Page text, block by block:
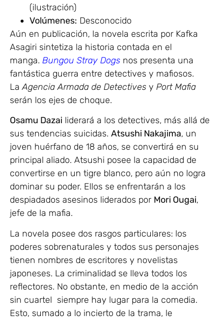
(ilustración)
Volúmenes: Desconocido
Aún en publicación, la novela escrita por Kafka
Asagiri sintetiza la historia contada en el
manga. Bungou Stray Dogs nos presenta una
fantástica guerra entre detectives y mafiosos.
LaAgencia Armada de Detectives y Port Mafia
serán los ejes de choque.
Osamu Dazai liderará a los detectives, más allá de
sus tendencias suicidas. Atsushi Nakajima, un
joven huérfano de 18 años, se convertirá en su
principal aliado. Atsushi posee la capacidad de
convertirse en un tigre blanco, pero aún no logra
dominar su poder. Ellos se enfrentarán a los
despiadados asesinos liderados por Mori Ougai,
jefe de la mafia.
La novela posee dos rasgos particulares: los
poderes sobrenaturales y todos sus personajes
tienen nombres de escritores y novelistas
japoneses. La criminalidad se lleva todos los
reflectores. No obstante, en medio de la acción
sin cuartel siempre hay lugar para la comedia.
Esto, sumado a lo incierto de la trama, le